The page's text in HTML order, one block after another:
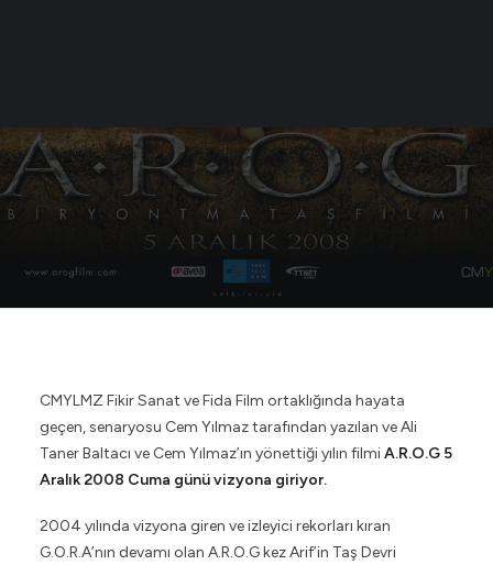
CMYLMZ Fikir Sanat ve Fida Film ortaklığında hayata
geçen, senaryosu Cem Yılmaz tarafından yazılan ve Ali
Taner Baltacı ve Cem Yılmaz’ın yönettiği yılın filmiA.R.O.G 5
Aralık 2008 Cuma günü vizyona giriyor.
2004 yılında vizyona giren ve izleyici rekorları kıran
G.O.R.A’nın devamı olan A.R.O.G kez Arif’in Taş Devri